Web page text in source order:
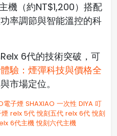
機（約NT$1,200）搭配
率調節與智能溫控的科
6代的技術突破，可
驗：煙彈科技與價格全
市場定位。
電子煙 SHAXIAO 一次性 DIYA 叮
煙 relx 5代 悅刻五代 relx 6代 悅刻
6代主機 悅刻六代主機